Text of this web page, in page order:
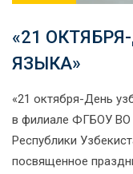
«21
ЯЗЫКА»
«21 октября-День
в филиале ФГБОУ ВО
Республики
посвященное